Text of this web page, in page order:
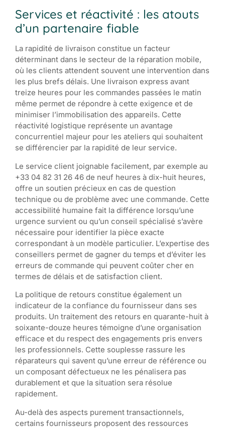
Services et réactivité : les atouts
d’un partenaire fiable
La rapidité de livraison constitue un facteur
déterminant dans le secteur de la réparation mobile,
où les clients attendent souvent une intervention dans
les plus brefs délais. Une livraison express avant
treize heures pour les commandes passées le matin
même permet de répondre à cette exigence et de
minimiser l’immobilisation des appareils. Cette
réactivité logistique représente un avantage
concurrentiel majeur pour les ateliers qui souhaitent
se différencier par la rapidité de leur service.
Le service client joignable facilement, par exemple au
+33 04 82 31 26 46 de neuf heures à dix-huit heures,
offre un soutien précieux en cas de question
technique ou de problème avec une commande. Cette
accessibilité humaine fait la différence lorsqu’une
urgence survient ou qu’un conseil spécialisé s’avère
nécessaire pour identifier la pièce exacte
correspondant à un modèle particulier. L’expertise des
conseillers permet de gagner du temps et d’éviter les
erreurs de commande qui peuvent coûter cher en
termes de délais et de satisfaction client.
La politique de retours constitue également un
indicateur de la confiance du fournisseur dans ses
produits. Un traitement des retours en quarante-huit à
soixante-douze heures témoigne d’une organisation
efficace et du respect des engagements pris envers
les professionnels. Cette souplesse rassure les
réparateurs qui savent qu’une erreur de référence ou
un composant défectueux ne les pénalisera pas
durablement et que la situation sera résolue
rapidement.
Au-delà des aspects purement transactionnels,
certains fournisseurs proposent des ressources